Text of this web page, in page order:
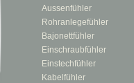
Aussenfühler
Rohranlegefühler
Bajonettfühler
Einschraubfühler
Einstechfühler
Kabelfühler